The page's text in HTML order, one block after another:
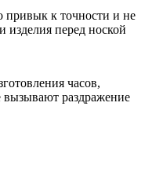
привык к точности и не
изделия перед ноской
часов,
раздражение